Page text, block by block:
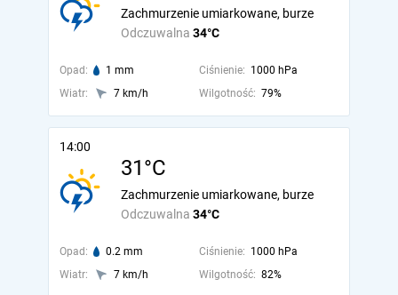
Odczuwalna 34°C
Zachmurzenie umiarkowane, burze
Opad: 1 mm Ciśnienie: 1000 hPa
Wiatr:
7 km/h Wilgotność: 79%
14:00
31°C
Odczuwalna 34°C
Zachmurzenie umiarkowane, burze
Opad: 0.2 mm Ciśnienie: 1000 hPa
Wiatr:
7 km/h Wilgotność: 82%